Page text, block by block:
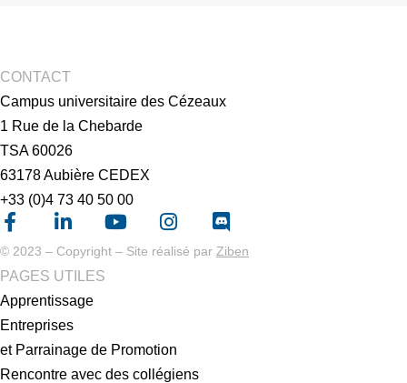
CONTACT
Campus universitaire des Cézeaux
1 Rue de la Chebarde
TSA 60026
63178 Aubière CEDEX
+33 (0)4 73 40 50 00
© 2023 – Copyright – Site réalisé par Ziben
PAGES UTILES
Apprentissage
Entreprises
et Parrainage de Promotion
Rencontre avec des collégiens